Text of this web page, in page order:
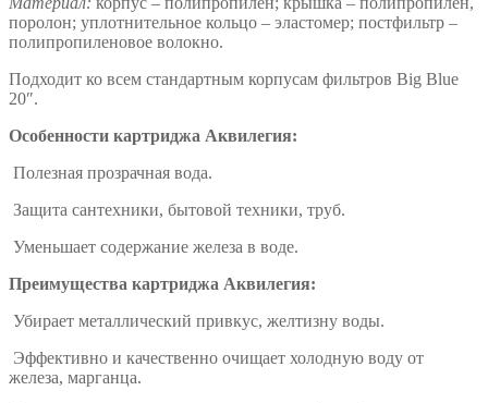
поролон; уплотнительное кольцо – эластомер; постфильтр –
полипропиленовое волокно.
Подходит ко всем стандартным корпусам фильтров Big Blue
20″.
Особенности картриджа Аквилегия:
Полезная прозрачная вода.
Защита сантехники, бытовой техники, труб.
Уменьшает содержание железа в воде.
Преимущества картриджа Аквилегия:
Убирает металлический привкус, желтизну воды.
Эффективно и качественно очищает холодную воду от
железа, марганца.